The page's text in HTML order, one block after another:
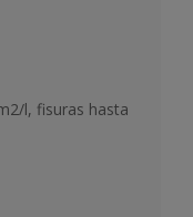
l, fisuras hasta